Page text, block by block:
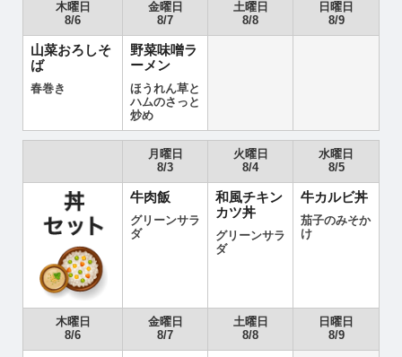
木曜日
8/6
金曜日
8/7
土曜日
8/8
日曜日
8/9
山菜おろしそ
ば
春巻き
野菜味噌ラ
ーメン
ほうれん草と
ハムのさっと
炒め
月曜日
8/3
火曜日
8/4
水曜日
8/5
牛肉飯
グリーンサラ
ダ
和風チキン
カツ丼
グリーンサラ
ダ
牛カルビ丼
茄子のみそか
け
木曜日
8/6
金曜日
8/7
土曜日
8/8
日曜日
8/9